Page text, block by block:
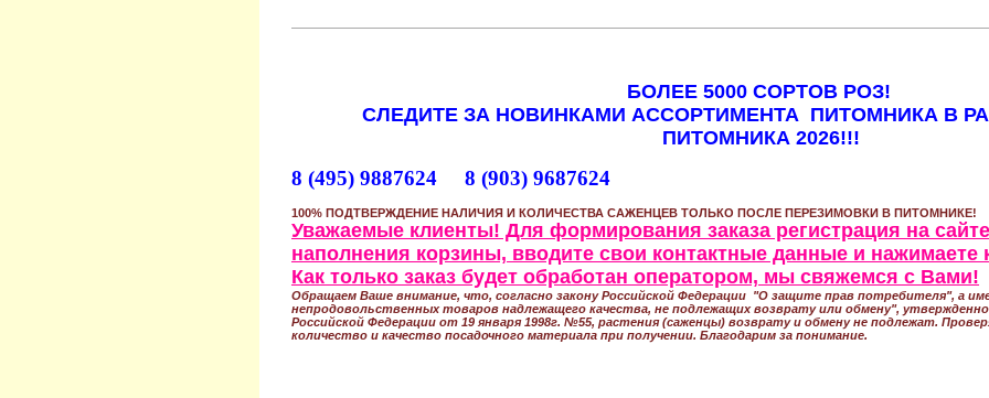
БОЛЕЕ 5000 СОРТОВ РОЗ!
СЛЕДИТЕ ЗА НОВИНКАМИ АССОРТИМЕНТА ПИТОМНИКА В
ПИТОМНИКА 2026!!!
8 (495) 9887624 8 (903) 9687624
100% ПОДТВЕРЖДЕНИЕ НАЛИЧИЯ И КОЛИЧЕСТВА САЖЕНЦЕВ ТОЛЬКО ПОСЛЕ ПЕРЕЗИМОВКИ В ПИТОМНИКЕ!
Уважаемые клиенты! Для формирования заказа регистрация на
наполнения корзины, вводите свои контактные данные и
Как только заказ будет обработан оператором, мы свяжемся с Вами!
Обращаем Ваше внимание, что, согласно закону Российской Федерации "О защите прав потребителя", а
непродовольственных товаров надлежащего качества, не подлежащих возврату или обмену",
Российской Федерации от 19 января 1998г. №55, растения (саженцы) возврату и обмену не подлежат.
количество и качество посадочного материала при получении. Благодарим за понимание.